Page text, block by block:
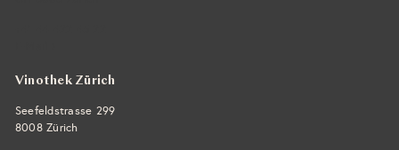
Vinothek Zürich
Seefeldstrasse 299
8008 Zürich